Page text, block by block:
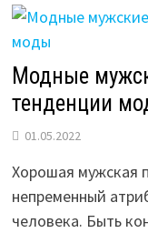
НА
2026
ГОД
Модные
тенденции
01.05.2022
Хорошая мужская
непременный
человека. Быть